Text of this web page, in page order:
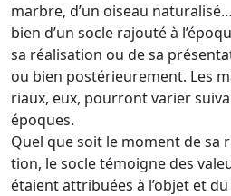
marbre, d’un oiseau
bien d’un socle rajouté à
sa réalisation ou de sa
ou bien postérieurement. Les
riaux, eux, pourront varier
époques.
Quel que soit le moment de sa
tion, le socle témoigne des
étaient attribuées à l’objet et